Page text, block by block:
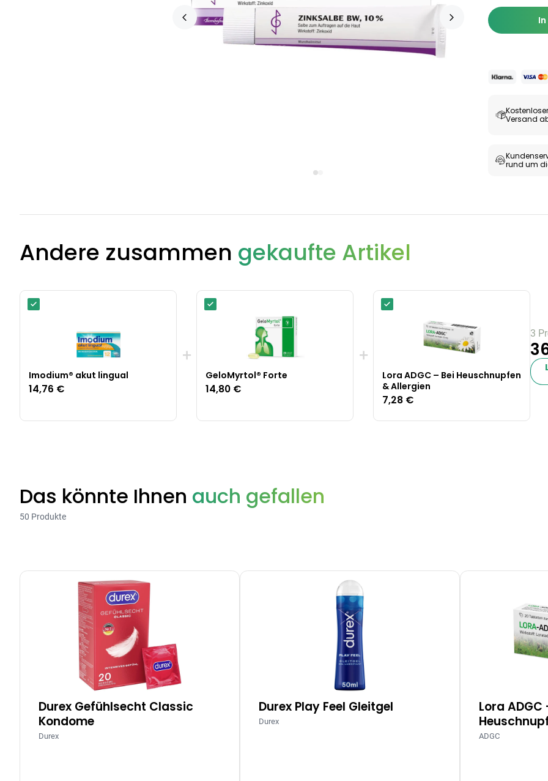
Kostenloser
Versand
rund um
Andere zusammen gekaufte Artikel
Imodium® akut lingual
14,76 €
+
GeloMyrtol® Forte
14,80 €
+
Lora ADGC – Bei Heuschnupfen
& Allergien
7,28 €
3
Das könnte Ihnen auch gefallen
50 Produkte
Durex Gefühlsecht Classic
Kondome
Durex
Durex Play Feel Gleitgel
Durex
Lora ADGC
ADGC